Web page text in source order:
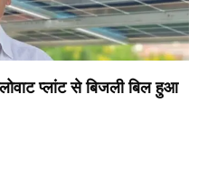
प्लांट से बिजली बिल हुआ